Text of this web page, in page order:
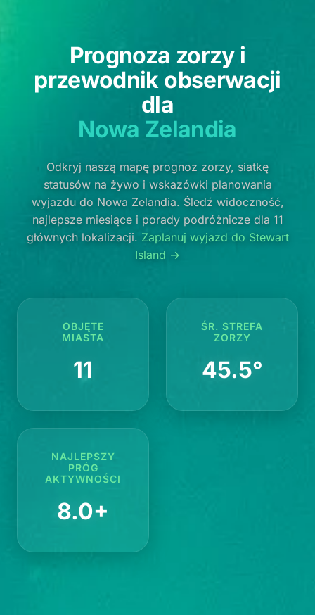
Prognoza zorzy i
przewodnik obserwacji
dla
Nowa Zelandia
Odkryj naszą mapę prognoz zorzy, siatkę
statusów na żywo i wskazówki planowania
wyjazdu do Nowa Zelandia. Śledź widoczność,
najlepsze miesiące i porady podróżnicze dla 11
głównych lokalizacji. Zaplanuj wyjazd do Stewart
Island →
OBJĘTE
MIASTA
11
ŚR. STREFA
ZORZY
45.5°
NAJLEPSZY
PRÓG
AKTYWNOŚCI
8.0+